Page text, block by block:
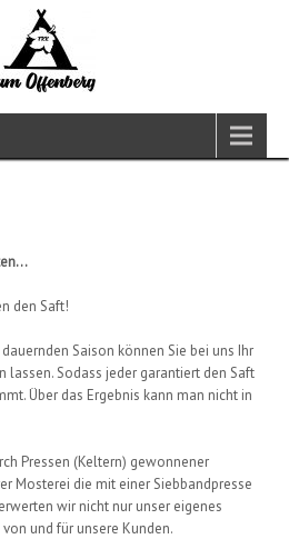
den Saft!
Saison können Sie bei uns Ihr
lassen. Sodass jeder garantiert den Saft
Über das Ergebnis kann man nicht in
Pressen (Keltern) gewonnener
Mosterei die mit einer Siebbandpresse
wir nicht nur unser eigenes
und für unsere Kunden.